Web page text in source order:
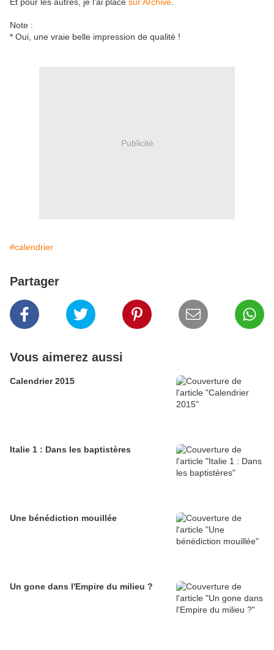
Note :
* Oui, une vraie belle impression de qualité !
Publicité
#calendrier
Partager
Vous aimerez aussi
Calendrier 2015
Italie 1 : Dans les baptistères
Une bénédiction mouillée
Un gone dans l'Empire du milieu ?